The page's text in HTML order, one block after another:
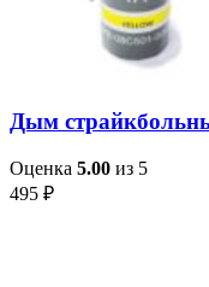
Дым
Оценка 5.00 из 5
495 ₽